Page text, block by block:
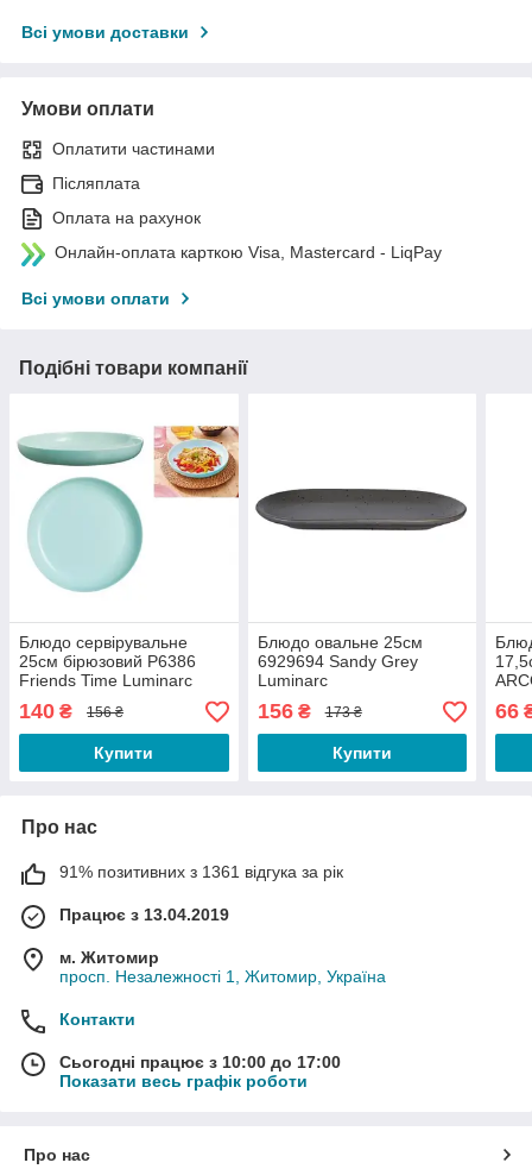
Всі умови доставки
Умови оплати
Оплатити частинами
Післяплата
Оплата на рахунок
Онлайн-оплата карткою Visa, Mastercard - LiqPay
Всі умови оплати
Подібні товари компанії
Блюдо сервірувальне
25см бірюзовий P6386
Friends Time Luminarc
140 ₴ 156 ₴
Купити
Блюдо овальне 25см
6929694 Sandy Grey
Luminarc
156₴ 173 ₴
Купити
66
Про нас
91% позитивних з 1361 відгука за рік
Працює з 13.04.2019
м. Житомир
просп. Незалежності 1, Житомир, Україна
Контакти
Сьогодні працює з 10:00 до 17:00
Показати весь графік роботи
Про нас